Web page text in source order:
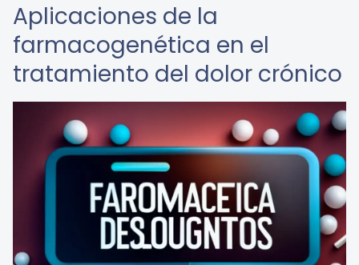
Aplicaciones de la
farmacogenética en el
tratamiento del dolor crónico